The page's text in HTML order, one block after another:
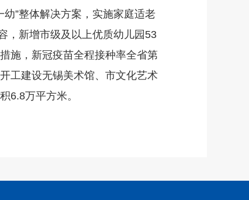
”整体解决方案，实施家庭适老
，新增市级及以上优质幼儿园53
施，新冠疫苗全程接种率全省第
工建设无锡美术馆、市文化艺术
6.8万平方米。